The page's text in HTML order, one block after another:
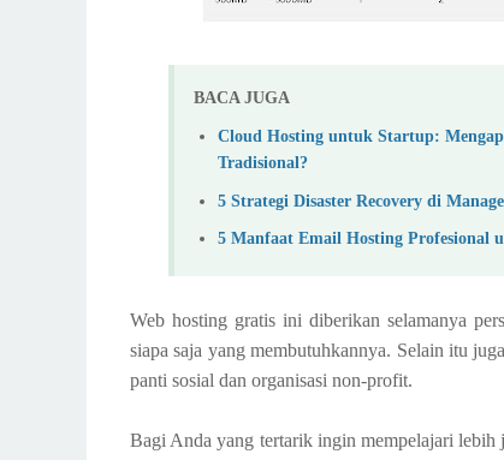
BACA JUGA
Cloud Hosting untuk Startup:
Tradisional?
5 Strategi Disaster Recovery di
5 Manfaat Email Hosting Profesional
Web hosting gratis ini diberikan selamanya
siapa saja yang membutuhkannya. Selain itu
panti sosial dan organisasi non-profit.
Bagi Anda yang tertarik ingin mempelajari lebih